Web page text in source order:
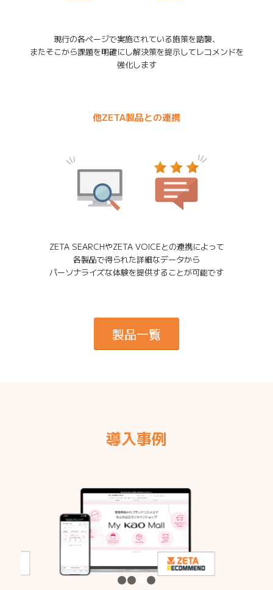
現行の各ページで実施されている施策を踏襲、
またそこから課題を明確にし解決策を提示してレコメンドを
強化します
他ZETA製品との連携
ZETA SEARCHやZETA VOICEとの連携によって
各製品で得られた詳細なデータから
パーソナライズな体験を提供することが可能です
製品一覧
導入事例